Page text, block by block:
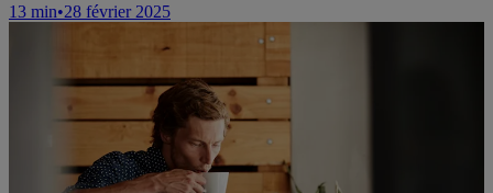
13 min•28 février 2025